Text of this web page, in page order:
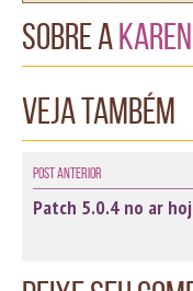
Sobre aKaren
Veja também
Post Anterior
Patch 5.0.4 no ar